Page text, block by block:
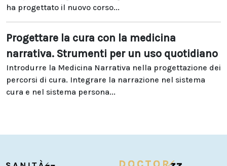
ha progettato il nuovo corso...
Progettare la cura con la medicina
narrativa. Strumenti per un uso quotidiano
Introdurre la Medicina Narrativa nella progettazione dei
percorsi di cura. Integrare la narrazione nel sistema
cura e nel sistema persona...